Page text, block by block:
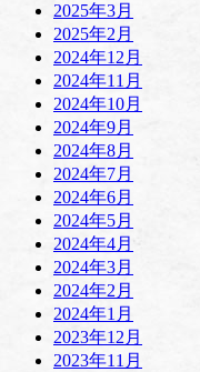
2025年3月
2025年2月
2024年12月
2024年11月
2024年10月
2024年9月
2024年8月
2024年7月
2024年6月
2024年5月
2024年4月
2024年3月
2024年2月
2024年1月
2023年12月
2023年11月